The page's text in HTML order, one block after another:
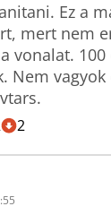
Ez a
mert nem
vonalat.
Nem
2